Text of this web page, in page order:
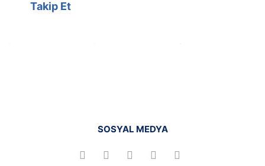
Takip Et
SOSYAL MEDYA